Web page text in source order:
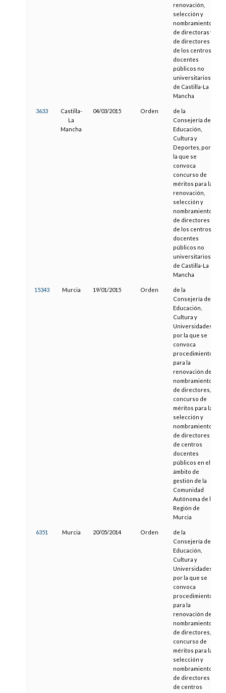
renovación,
selección y
nombramiento
de directoras y
de directores
de los centros
docentes
públicos no
universitarios
de Castilla-La
Mancha
3633
Castilla-
La
Mancha
04/03/2015 Orden
de la
Consejería de
Educación,
Cultura y
Deportes, por
la que se
convoca
concurso de
méritos para la
renovación,
selección y
nombramiento
de directores
de los centros
docentes
públicos no
universitarios
de Castilla-La
Mancha
15343 Murcia 19/01/2015 Orden
de la
Consejería de
Educación,
Cultura y
Universidades,
por la que se
convoca
procedimiento
para la
renovación del
nombramiento
de directores, y
concurso de
méritos para la
selección y
nombramiento
de directores
de centros
docentes
públicos en el
ámbito de
gestión de la
Comunidad
Autónoma de la
Región de
Murcia
6351 Murcia 20/05/2014 Orden
de la
Consejería de
Educación,
Cultura y
Universidades,
por la que se
convoca
procedimiento
para la
renovación del
nombramiento
de directores, y
concurso de
méritos para la
selección y
nombramiento
de directores
de centros